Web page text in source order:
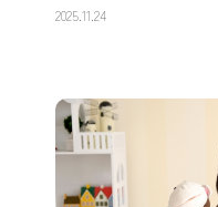
2025.11.24